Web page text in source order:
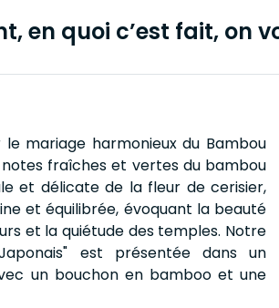
en quoi c’est fait, on
mariage harmonieux du Bambou
fraîches et vertes du bambou
et délicate de la fleur de cerisier,
et équilibrée, évoquant la beauté
et la quiétude des temples. Notre
est présentée dans un
un bouchon en bamboo et une